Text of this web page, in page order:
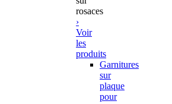
rosaces
›
Voir
les
produits
Garnitures
sur
plaque
pour